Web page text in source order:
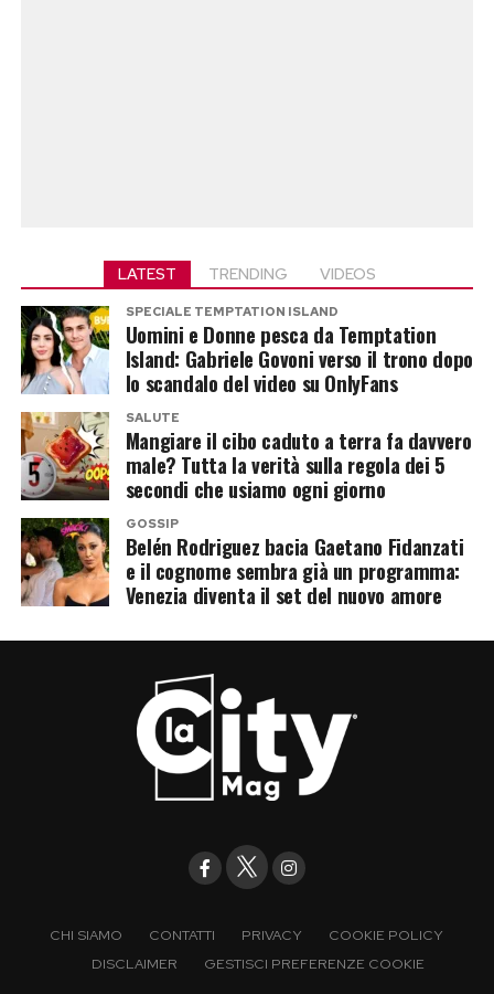
LATEST TRENDING VIDEOS
SPECIALE TEMPTATION ISLAND
Uomini e Donne pesca da Temptation
Island: Gabriele Govoni verso il trono dopo
lo scandalo del video su OnlyFans
SALUTE
Mangiare il cibo caduto a terra fa davvero
male? Tutta la verità sulla regola dei 5
secondi che usiamo ogni giorno
GOSSIP
Belén Rodriguez bacia Gaetano Fidanzati
e il cognome sembra già un programma:
Venezia diventa il set del nuovo amore
CHI SIAMO CONTATTI PRIVACY
COOKIE POLICY
DISCLAIMER
GESTISCI PREFERENZE COOKIE